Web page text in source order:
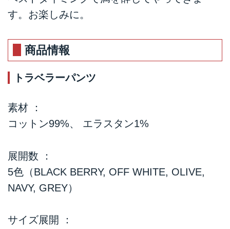
す。お楽しみに。
商品情報
トラベラーパンツ
素材 ：
コットン99%、 エラスタン1%
展開数 ：
5色（BLACK BERRY, OFF WHITE, OLIVE,
NAVY, GREY）
サイズ展開 ：